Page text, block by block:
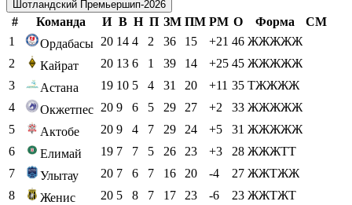
Шотландский Премьершип-2026
# Команда И В Н П ЗМ ПМ РМ О Форма
СМ
1
Ордабасы 20 14 4 2 36 15 +21 46 ЖЖЖЖЖ
2
Кайрат 20 13 6 1 39 14 +25 45 ЖЖЖЖЖ
3
Астана 19 10 5 4 31 20 +11 35 ТЖЖЖЖ
4
Окжетпес 20 9 6 5 29 27 +2 33 ЖЖЖЖЖ
5
Актобе 20 9 4 7 29 24 +5 31 ЖЖЖЖЖ
6
Елимай 19 7 7 5 26 23 +3 28 ЖЖЖТТ
7
Улытау 20 7 6 7 16 20 -4 27 ЖЖТЖЖ
8
Женис 20 5 8 7 17 23 -6 23 ЖЖТЖТ